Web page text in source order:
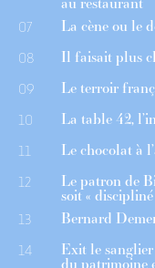
07 La cène ou le
08 Il faisait plus
09 Le terroir
10 La table 42,
11 Le chocolat à
12 Le patron de
soit « discipliné
13 Bernard
14 Exit le
du patrimoine